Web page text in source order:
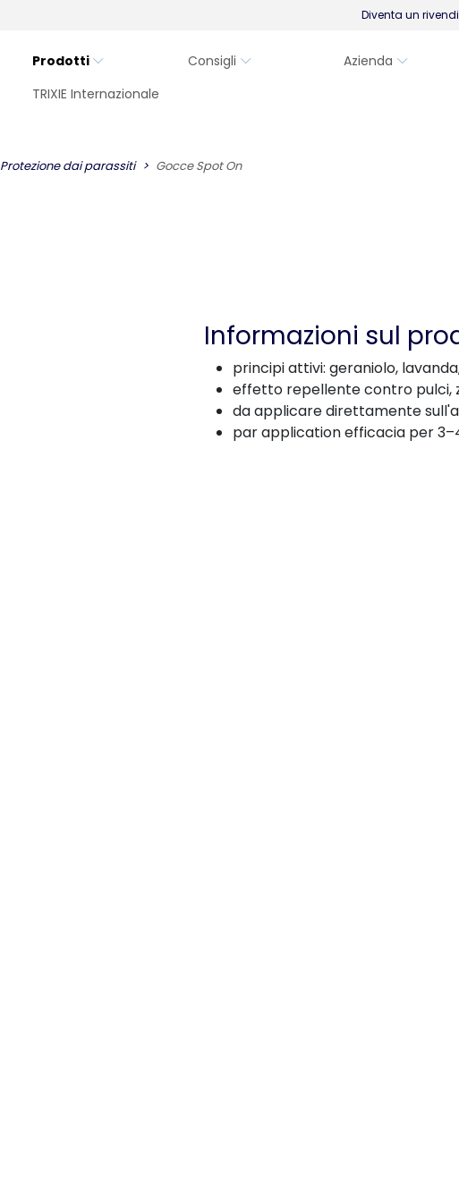
Diventa un
Prodotti Consigli
Azienda
TRIXIE Internazionale
Protezione dai parassiti Gocce Spot On
Informazioni sul
principi attivi: geraniolo,
effetto repellente contro pulci,
da applicare direttamente
par application efficacia per